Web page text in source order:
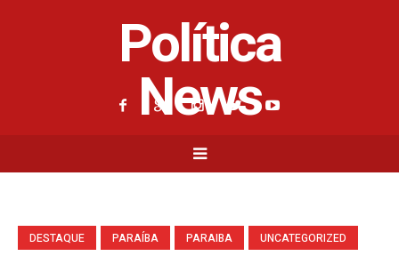
Política
News
DESTAQUE PARAÍBA PARAIBA UNCATEGORIZED